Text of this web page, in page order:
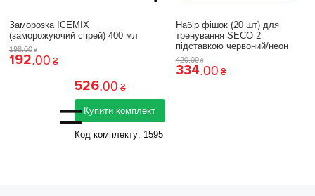
Заморозка ICEMIX
(заморожуючий спрей) 400 мл
198.00 ₴
192.00 ₴
Набір фішок (20 шт) для
тренування SECO 2
підставкою червоний/неон
420.00 ₴
334.00 ₴
=
526.00 ₴
Купити комплект
Код комплекту: 1595